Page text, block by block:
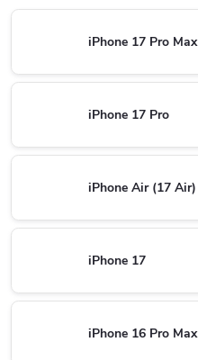
iPhone 17 Pro Max
iPhone 17 Pro
iPhone Air (17 Air)
iPhone 17
iPhone 16 Pro Max